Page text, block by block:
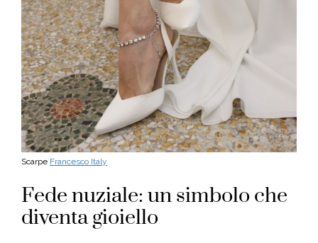
Scarpe Francesco Italy
Fede nuziale: un simbolo che
diventa gioiello